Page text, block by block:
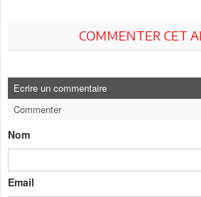
COMMENTER CET
Ecrire un commentaire
Commenter
Nom
Email